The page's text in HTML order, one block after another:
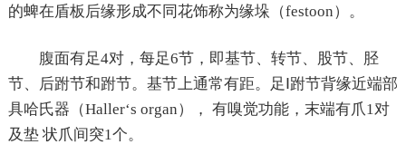
的蜱在盾板后缘形成不同花饰称为缘垛（festoon）。
腹面有足4对，每足6节，即基节、转节、股节、胫
节、后跗节和跗节。基节上通常有距。足Ⅰ跗节背缘近端部
具哈氏器（Haller‘s organ）， 有嗅觉功能，末端有爪1对
及垫 状爪间突1个。